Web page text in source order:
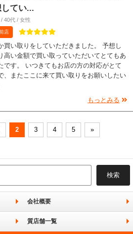
てい...
40代 / 女性
店
買い取りをしていただきました。 予想し
高い金額で買い取っていただいてとてもあ
です。 いつきてもお店の方の対応がとて
、またここに来て買い取りをお願いしたい
もっとみる
2 3 4 5 »
会社概要
質店舗一覧